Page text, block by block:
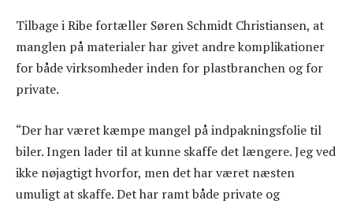
Tilbage i Ribe fortæller Søren Schmidt Christiansen, at
manglen på materialer har givet andre komplikationer
for både virksomheder inden for plastbranchen og for
private.
“Der har været kæmpe mangel på indpakningsfolie til
biler. Ingen lader til at kunne skaffe det længere. Jeg ved
ikke nøjagtigt hvorfor, men det har været næsten
umuligt at skaffe. Det har ramt både private og